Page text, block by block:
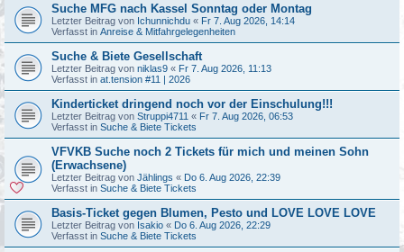
Suche MFG nach Kassel Sonntag oder Montag
Letzter Beitrag von Ichunnichdu « Fr 7. Aug 2026, 14:14
Verfasst in Anreise & Mitfahrgelegenheiten
Suche & Biete Gesellschaft
Letzter Beitrag von niklas9 « Fr 7. Aug 2026, 11:13
Verfasst in at.tension #11 | 2026
Kinderticket dringend noch vor der Einschulung!!!
Letzter Beitrag von Struppi4711 « Fr 7. Aug 2026, 06:53
Verfasst in Suche & Biete Tickets
VFVKB Suche noch 2 Tickets für mich und meinen Sohn
(Erwachsene)
Letzter Beitrag von Jählings « Do 6. Aug 2026, 22:39
Verfasst in Suche & Biete Tickets
Basis-Ticket gegen Blumen, Pesto und LOVE LOVE LOVE
Letzter Beitrag von Isakio « Do 6. Aug 2026, 22:29
Verfasst in Suche & Biete Tickets